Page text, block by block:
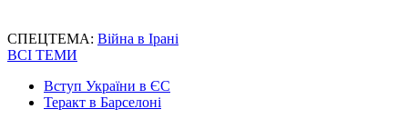
СПЕЦТЕМА: Війна в Ірані
ВСІ ТЕМИ
Вступ України в ЄС
Теракт в Барселоні